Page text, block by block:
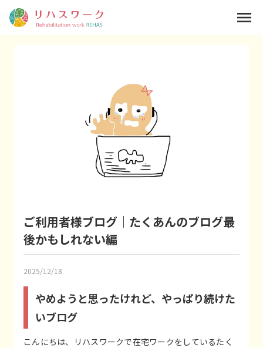
ご利用者様ブログ｜たくあんのブログ最
後かもしれない編
2025/12/18
やめようと思ったけれど、やっぱり続けた
いブログ
こんにちは、リハスワークで在宅ワークをしているたく
menu